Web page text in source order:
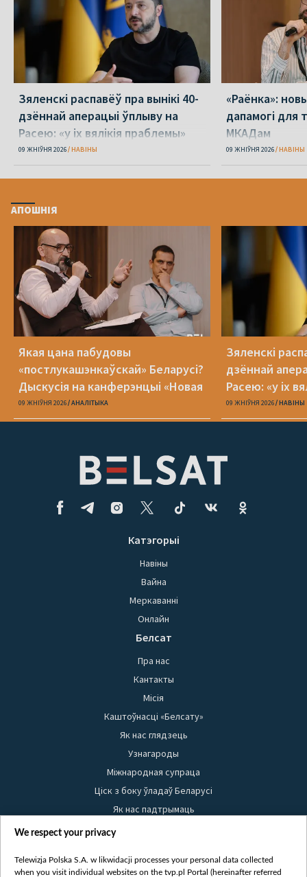
Зяленскі распавёў пра вынікі 40-
дзённай аперацыі ўплыву на
Расею: «у іх вялікія праблемы»
09 ЖНІЎНЯ 2026 НАВІНЫ
«Раёнка»:
дапамогі для
МКАДам
09 ЖНІЎНЯ 2026 НАВІНЫ
АПОШНІЯ
Якая цана пабудовы
«постлукашэнкаўскай» Беларусі?
Дыскусія на канферэнцыі «Новая
Беларусь»
09 ЖНІЎНЯ 2026 АНАЛІТЫКА
Зяленскі
дзённай
Расею: «у іх
09 ЖНІЎНЯ 2026 НАВІНЫ
Катэгорыі
Навіны
Вайна
Меркаванні
Онлайн
Белсат
Пра нас
Кантакты
Місія
Каштоўнасці «Белсату»
Як нас глядзець
Узнагароды
Міжнародная супраца
Ціск з боку ўладаў Беларусі
Як нас падтрымаць
Правілы выкарыстання матэрыялаў
Бяспека
We respect your privacy
Telewizja Polska S.A. w likwidacji processes your personal data collected
when you visit individual websites on the tvp.pl Portal (hereinafter referred